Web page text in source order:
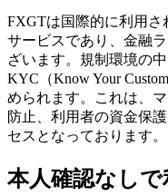
FXGTは国際的に利用さ
サービスであり、金融
ざいます。規制環境の
KYC（Know Your
められます。これは、
防止、利用者の資金保
セスとなっております。
本人確認なし